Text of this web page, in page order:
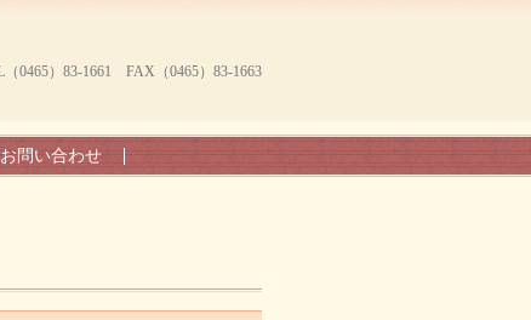
0465）83-1661 FAX（0465）83-1663
お問い合わせ